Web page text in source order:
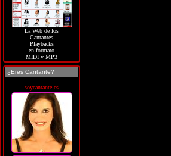
La Web de los
Cantantes
Playbacks
en formato
MIDI y MP3
¿Eres Cantante?
soycantante.es